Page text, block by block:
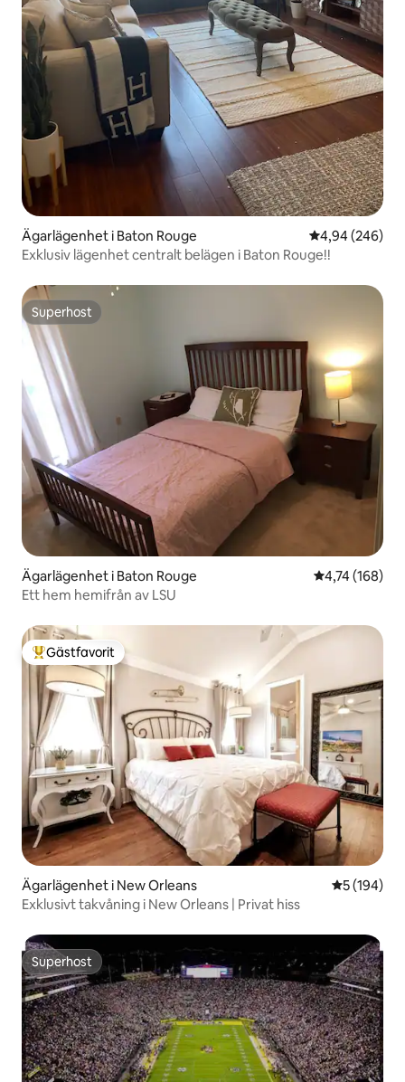
Ägarlägenhet i Baton Rouge 4,94 av 5 i
4,94 (246)
Exklusiv lägenhet centralt belägen i Baton Rouge!!
Superhost
Superhost
Ägarlägenhet i Baton Rouge 4,74 av 5 i
4,74 (168)
Ett hem hemifrån av LSU
Populär gästfavorit
Gästfavorit
Ägarlägenhet i New Orleans 5 av 5 i
5 (194)
Exklusivt takvåning i New Orleans | Privat hiss
Superhost
Superhost